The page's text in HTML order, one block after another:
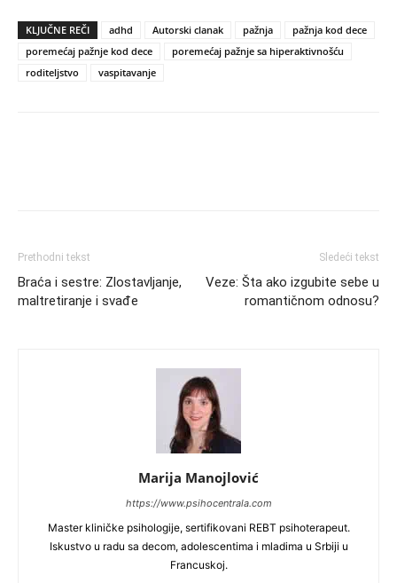
KLJUČNE REČI adhd Autorski clanak pažnja
pažnja kod dece
poremećaj pažnje kod dece
poremećaj pažnje sa hiperaktivnošću
roditeljstvo
vaspitavanje
Prethodni tekst
Braća i sestre: Zlostavljanje,
maltretiranje i svađe
Sledeći tekst
Veze: Šta ako izgubite sebe u
romantičnom odnosu?
Marija Manojlović
https://www.psihocentrala.com
Master kliničke psihologije, sertifikovani REBT psihoterapeut.
Iskustvo u radu sa decom, adolescentima i mladima u Srbiji u
Francuskoj.